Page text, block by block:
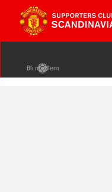
Bli medlem